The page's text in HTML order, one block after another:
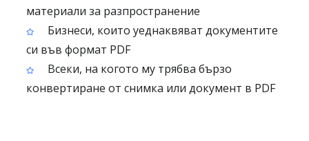
материали за разпространение
Бизнеси, които уеднаквяват документите
си във формат PDF
Всеки, на когото му трябва бързо
конвертиране от снимка или документ в PDF